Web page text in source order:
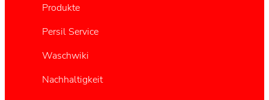
Produkte
Persil Service
Waschwiki
Nachhaltigkeit